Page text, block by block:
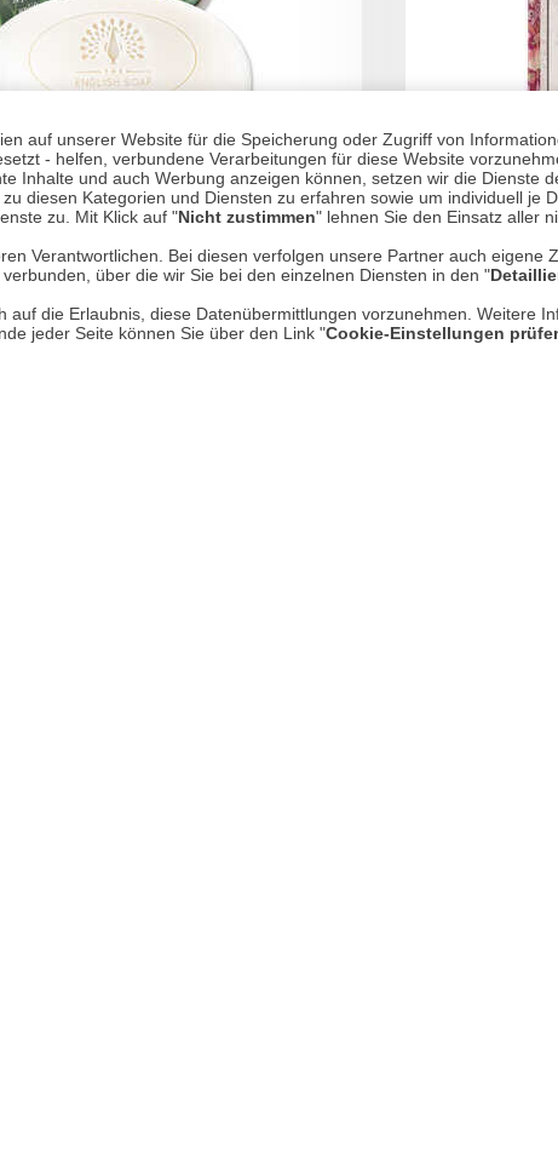
auf unserer Website für die Speicherung oder Zugriff von
- helfen, verbundene Verarbeitungen für diese Website
Inhalte und auch Werbung anzeigen können, setzen wir die Dienste
diesen Kategorien und Diensten zu erfahren sowie um individuell je
zu. Mit Klick auf "Nicht zustimmen" lehnen Sie den Einsatz aller
Verantwortlichen. Bei diesen verfolgen unsere Partner auch eigene
über die wir Sie bei den einzelnen Diensten in den "
auf die Erlaubnis, diese Datenübermittlungen vorzunehmen. Weitere
jeder Seite können Sie über den Link "Cookie-Einstellungen